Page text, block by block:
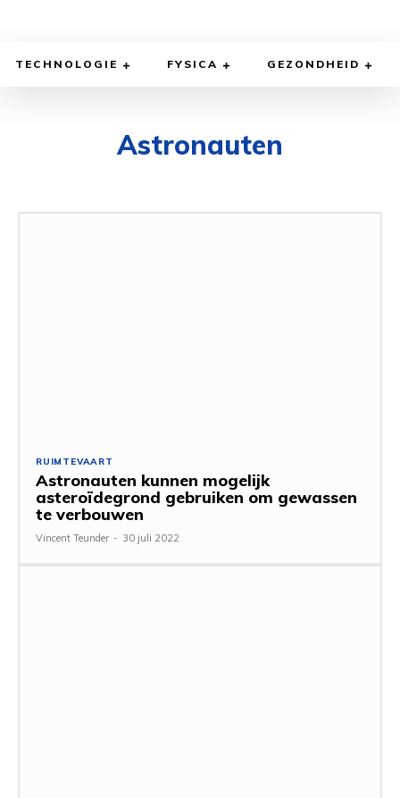
TECHNOLOGIE FYSICA GEZONDHEID
Astronauten
RUIMTEVAART
Astronauten kunnen mogelijk
asteroïdegrond gebruiken om gewassen
te verbouwen
Vincent Teunder - 30 juli 2022